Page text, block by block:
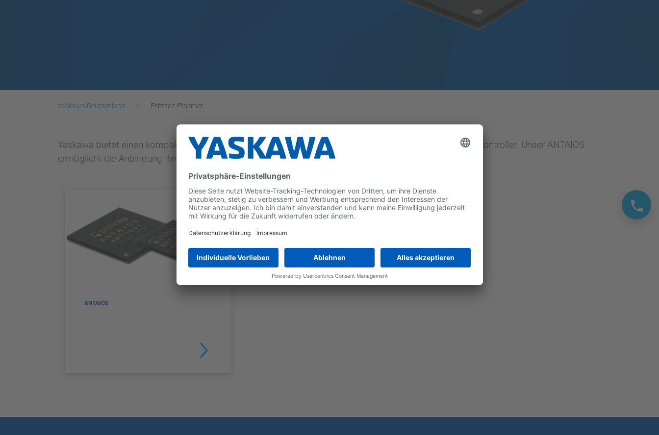
Yaskawa Deutschland Echtzeit-Ethernet
Yaskawa bietet einen kompakten und leistungsstarken Multiprotokoll-Echtzeit-Ethernet-Kommunikationscontroller. Unser ANTAIOS
ermöglicht die Anbindung Ihrer Geräte an jedes System in einer industriellen Umgebung.
ANTAIOS